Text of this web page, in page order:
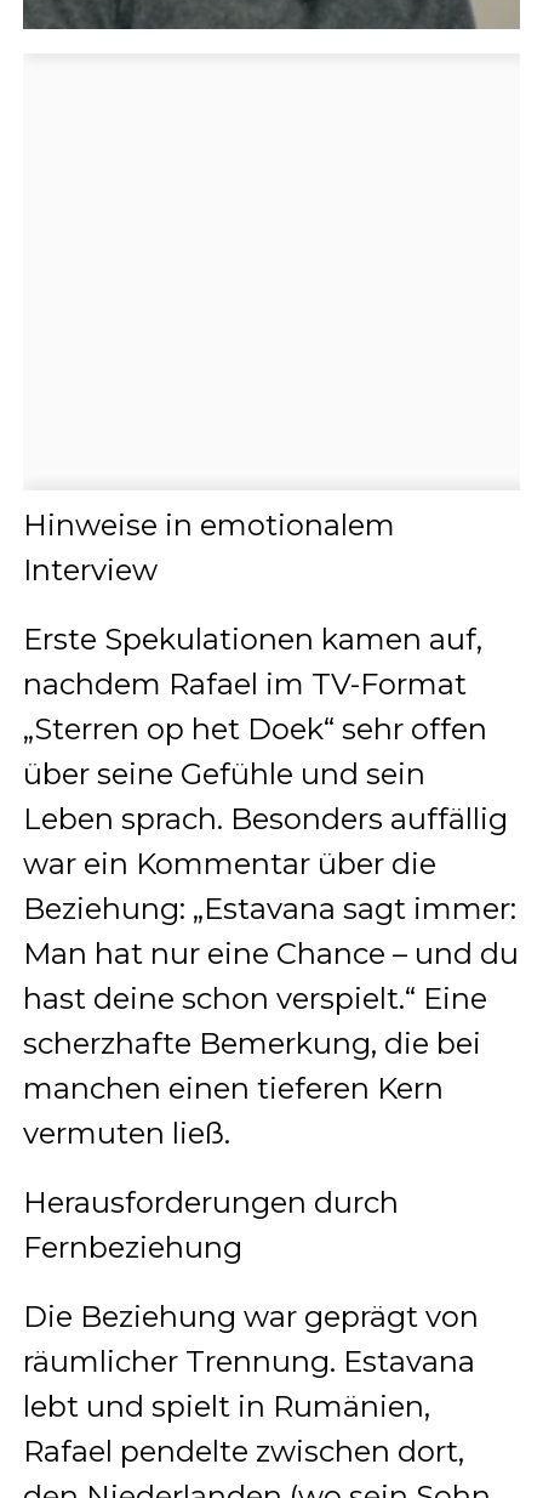
Hinweise in emotionalem
Interview
Erste Spekulationen kamen auf,
nachdem Rafael im TV-Format
„Sterren op het Doek“ sehr offen
über seine Gefühle und sein
Leben sprach. Besonders auffällig
war ein Kommentar über die
Beziehung: „Estavana sagt immer:
Man hat nur eine Chance – und du
hast deine schon verspielt.“ Eine
scherzhafte Bemerkung, die bei
manchen einen tieferen Kern
vermuten ließ.
Herausforderungen durch
Fernbeziehung
Die Beziehung war geprägt von
räumlicher Trennung. Estavana
lebt und spielt in Rumänien,
Rafael pendelte zwischen dort,